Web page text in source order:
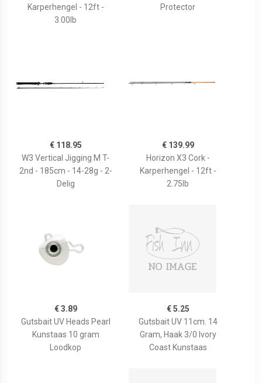
Karperhengel - 12ft -
3.00lb
Protector
€ 118.95
W3 Vertical Jigging M T-
2nd - 185cm - 14-28g - 2-
Delig
€ 139.99
Horizon X3 Cork -
Karperhengel - 12ft -
2.75lb
€ 3.89
Gutsbait UV Heads Pearl
Kunstaas 10 gram
Loodkop
€ 5.25
Gutsbait UV 11cm. 14
Gram, Haak 3/0 Ivory
Coast Kunstaas